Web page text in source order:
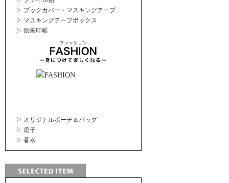
▷ ブックカバー・マスキングテープ
▷ マスキングテープボックス
▷ 御朱印帳
▷ オリジナルポーチ＆バッグ
▷ 扇子
▷ 香水